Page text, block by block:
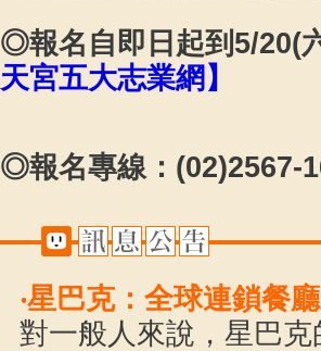
◎報名自即日起到5/20(
天宮五大志業網】
◎報名專線：(02)2567-
‧星巴克：全球連鎖餐
對一般人來說，星巴